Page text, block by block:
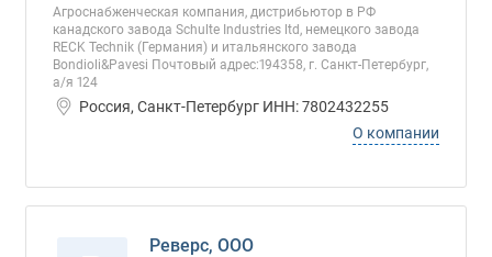
Агроснабженческая компания, дистрибьютор в РФ
канадского завода Schulte Industries ltd, немецкого завода
RECK Technik (Германия) и итальянского завода
Bondioli&Pavesi Почтовый адрес:194358, г. Санкт-Петербург,
а/я 124
Россия, Санкт-Петербург ИНН: 7802432255
О компании
Реверс, ООО